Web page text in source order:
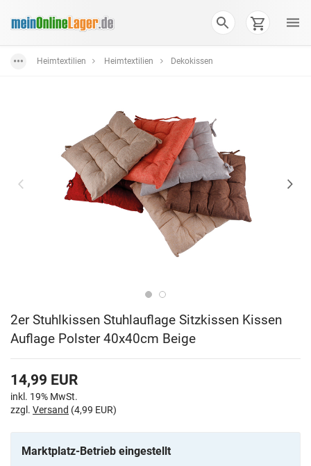
Heimtextilien Heimtextilien Dekokissen
2er Stuhlkissen Stuhlauflage Sitzkissen Kissen
Auflage Polster 40x40cm Beige
14,99 EUR
inkl. 19% MwSt.
zzgl. Versand (4,99 EUR)
Marktplatz-Betrieb eingestellt